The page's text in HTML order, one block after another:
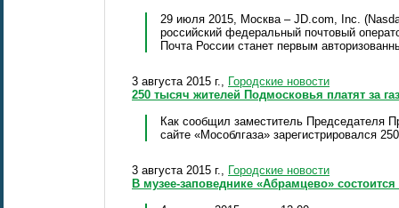
29 июля 2015, Москва – JD.com, Inc.
российский федеральный почтовый
Почта России станет первым
3 августа 2015 г., Городские новости
250 тысяч жителей Подмосковья платят за
Как сообщил заместитель Председателя
сайте «Мособлгаза» зарегистрировался
3 августа 2015 г., Городские новости
В музее-заповеднике «Абрамцево»